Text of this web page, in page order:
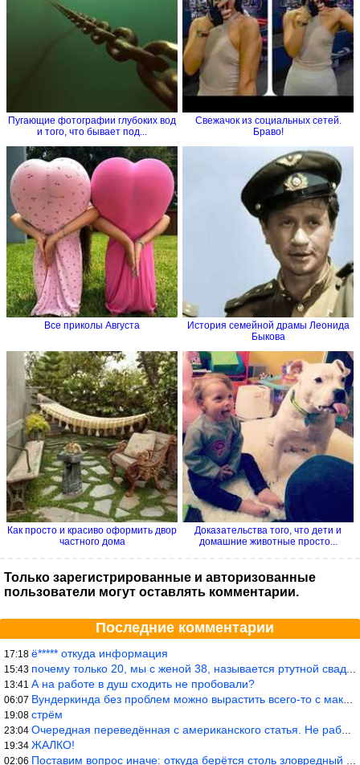
Пугающие фотографии глубоких вод
и того, что бывает под...
Свежачок из социальных сетей.
Браво!
Все приколы Августа
История семейной драмы Леонида
Быкова
Как просто и красиво оформить двор
частного дома
Доказательства того, что дети и
домашние животные просто...
Только зарегистрированные и авторизованные
пользователи могут оставлять комментарии.
Последние комментарии
17:18 ё***** откуда информация
15:43 почему только 20, мы с женой 38, называется ртутной свадьбой, гр
13:41 А на работе в душ сходить не пробовали?
06:07 Вундеркинда без проблем можно вырастить всего-то с максимально р
19:08 стрём
23:04 Очередная переведённая с американского статья. Не работает эта ф
19:34 ЖАЛКО!
02:06 Поставим вопрос иначе: откуда берётся столь зловредный феминизм?